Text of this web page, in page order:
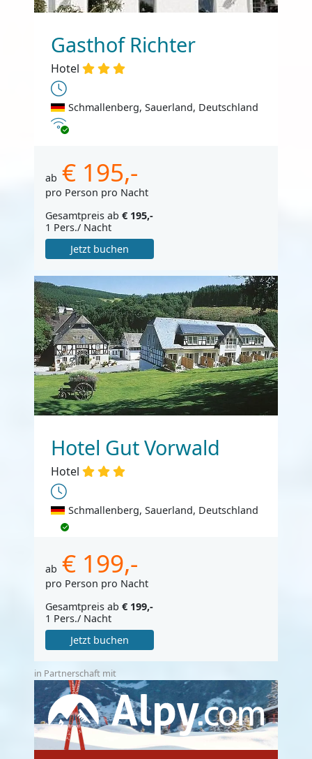
Gasthof Richter
Hotel
Schmallenberg, Sauerland, Deutschland
Internet
ab € 195,-
pro Person pro Nacht
Gesamtpreis ab € 195,-
1 Pers./ Nacht
Jetzt buchen
Hotel Gut Vorwald
Hotel
Schmallenberg, Sauerland, Deutschland
ab € 199,-
pro Person pro Nacht
Gesamtpreis ab € 199,-
1 Pers./ Nacht
Jetzt buchen
in Partnerschaft mit